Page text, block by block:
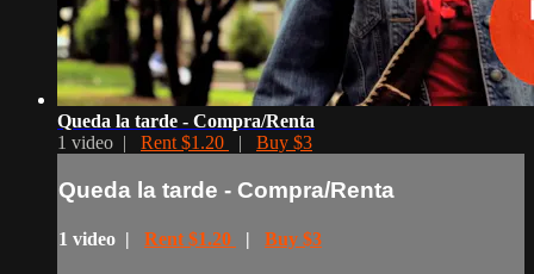
Queda la tarde - Compra/Renta
1 video | Rent $1.20 | Buy $3
Queda la tarde - Compra/Renta
1 video | Rent $1.20 | Buy $3